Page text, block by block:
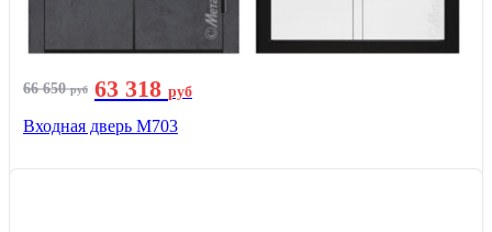
66 650руб 63 318 руб
Входная дверь М703